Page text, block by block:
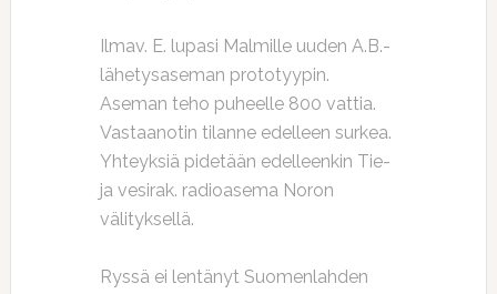
Ilmav. E. lupasi Malmille uuden A.B.-
lähetysaseman prototyypin.
Aseman teho puheelle 800 vattia.
Vastaanotin tilanne edelleen surkea.
Yhteyksiä pidetään edelleenkin Tie-
ja vesirak. radioasema Noron
välityksellä.
Ryssä ei lentänyt Suomenlahden